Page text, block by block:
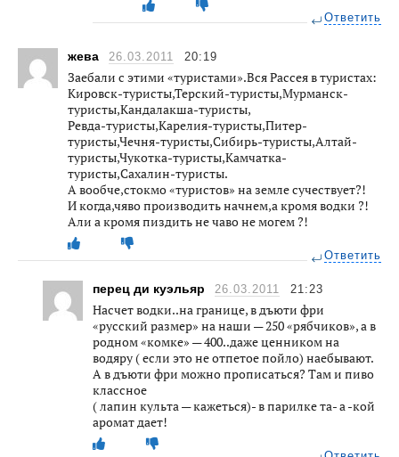
Ответить
жева 26.03.2011 20:19
Заебали с этими «туристами».Вся Рассея в туристах:
Кировск-туристы,Терский-туристы,Мурманск-
туристы,Кандалакша-туристы,
Ревда-туристы,Карелия-туристы,Питер-
туристы,Чечня-туристы,Сибирь-туристы,Алтай-
туристы,Чукотка-туристы,Камчатка-
туристы,Сахалин-туристы.
А вообче,стокмо «туристов» на земле сучествует?!
И когда,чяво производить начнем,а кромя водки ?!
Али а кромя пиздить не чаво не могем ?!
Ответить
перец ди куэльяр 26.03.2011 21:23
Насчет водки..на границе, в дъюти фри
«русский размер» на наши — 250 «рябчиков», а в
родном «комке» — 400..даже ценником на
водяру ( если это не отпетое пойло) наебывают.
А в дъюти фри можно прописаться? Там и пиво
классное
( лапин культа — кажеться)- в парилке та- а -кой
аромат дает!